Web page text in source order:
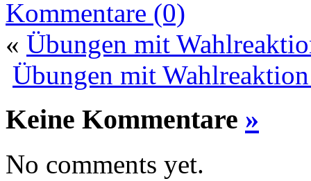
Kommentare (0)
« Übungen mit
Übungen mit
Keine Kommentare »
No comments yet.